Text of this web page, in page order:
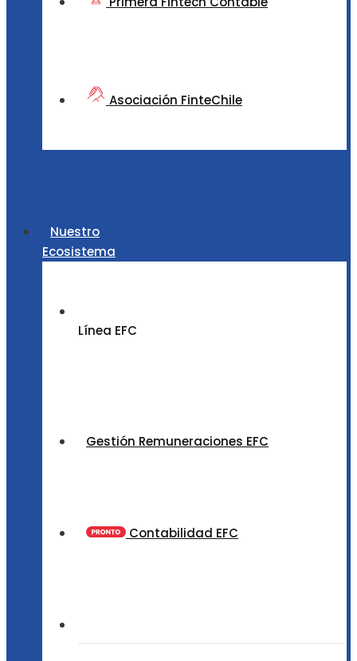
Asociación FinteChile
Nuestro
Ecosistema
Línea EFC
Gestión Remuneraciones EFC
Contabilidad EFC